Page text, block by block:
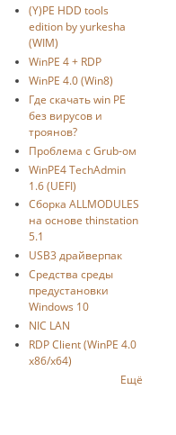
(Y)PE HDD tools
edition by yurkesha
(WIM)
WinPE 4 + RDP
WinPE 4.0 (Win8)
Где скачать win PE
без вирусов и
троянов?
Проблема с Grub-ом
WinPE4 TechAdmin
1.6 (UEFI)
Сборка ALLMODULES
на основе thinstation
5.1
USB3 драйверпак
Средства среды
предустановки
Windows 10
NIC LAN
RDP Client (WinPE 4.0
x86/x64)
Ещё